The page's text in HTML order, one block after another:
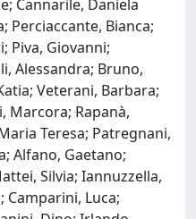
Cannarile, Daniela
Perciaccante, Bianca;
Piva, Giovanni;
Alessandra; Bruno,
Veterani, Barbara;
Marcora; Rapanà,
Teresa; Patregnani,
Alfano, Gaetano;
Silvia; Iannuzzella,
Camparini, Luca;